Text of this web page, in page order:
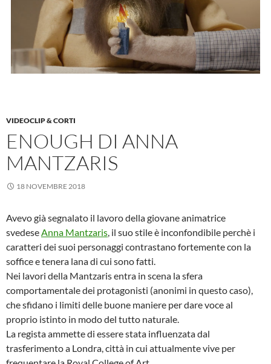
VIDEOCLIP & CORTI
ENOUGH DI ANNA
MANTZARIS
18 NOVEMBRE 2018
Avevo già segnalato il lavoro della giovane animatrice
svedeseAnna Mantzaris, il suo stile è inconfondibile perchè i
caratteri dei suoi personaggi contrastano fortemente con la
soffice e tenera lana di cui sono fatti.
Nei lavori della Mantzaris entra in scena la sfera
comportamentale dei protagonisti (anonimi in questo caso),
che sfidano i limiti delle buone maniere per dare voce al
proprio istinto in modo del tutto naturale.
La regista ammette di essere stata influenzata dal
trasferimento a Londra, città in cui attualmente vive per